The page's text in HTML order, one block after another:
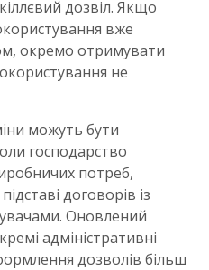
дозвіл. Якщо
вже
окремо отримувати
не
можуть бути
господарство
потреб,
договорів із
Оновлений
адміністративні
дозволів більш